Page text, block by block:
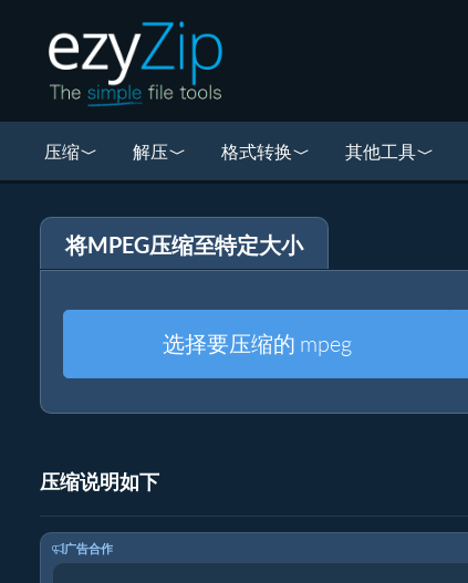
压缩 解压 格式转换 其他工具
将MPEG压缩至特定大小
选择要压缩的 mpeg
压缩说明如下
广告合作